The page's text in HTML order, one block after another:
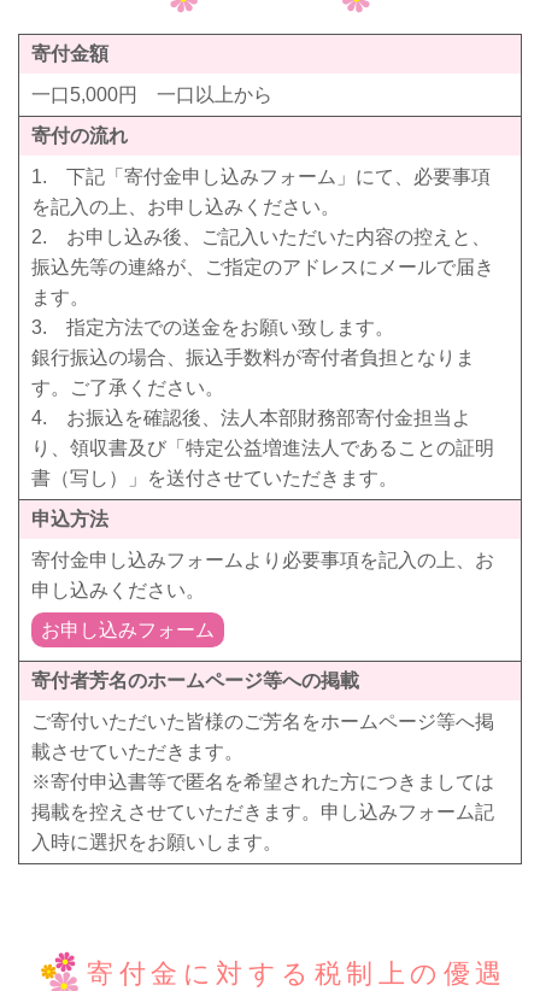
寄付金額
一口5,000円 一口以上から
寄付の流れ
1. 下記「寄付金申し込みフォーム」にて、必要事項
を記入の上、お申し込みください。
2. お申し込み後、ご記入いただいた内容の控えと、
振込先等の連絡が、ご指定のアドレスにメールで届き
ます。
3. 指定方法での送金をお願い致します。
銀行振込の場合、振込手数料が寄付者負担となりま
す。ご了承ください。
4. お振込を確認後、法人本部財務部寄付金担当よ
り、領収書及び「特定公益増進法人であることの証明
書（写し）」を送付させていただきます。
申込方法
寄付金申し込みフォームより必要事項を記入の上、お
申し込みください。
お申し込みフォーム
寄付者芳名のホームページ等への掲載
ご寄付いただいた皆様のご芳名をホームページ等へ掲
載させていただきます。
※寄付申込書等で匿名を希望された方につきましては
掲載を控えさせていただきます。申し込みフォーム記
入時に選択をお願いします。
寄付金に対する税制上の優遇